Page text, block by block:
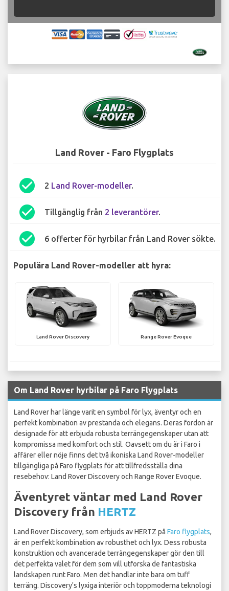
Land Rover - Faro Flygplats
check_circle 2 Land Rover-modeller.
check_circle Tillgänglig från 2 leverantörer.
check_circle 6 offerter för hyrbilar från Land Rover sökte.
Populära Land Rover-modeller att hyra:
Land Rover Discovery Range Rover Evoque
Om Land Rover hyrbilar på Faro Flygplats
Land Rover har länge varit en symbol för lyx, äventyr och en
perfekt kombination av prestanda och elegans. Deras fordon är
designade för att erbjuda robusta terrängegenskaper utan att
kompromissa med komfort och stil. Oavsett om du är i Faro i
affärer eller nöje finns det två ikoniska Land Rover-modeller
tillgängliga på Faro flygplats för att tillfredsställa dina
resebehov: Land Rover Discovery och Range Rover Evoque.
Äventyret väntar med Land Rover
Discovery från HERTZ
Land Rover Discovery, som erbjuds av HERTZ på Faro flygplats,
är en perfekt kombination av robusthet och lyx. Dess robusta
konstruktion och avancerade terrängegenskaper gör den till
det perfekta valet för dem som vill utforska de fantastiska
landskapen runt Faro. Men det handlar inte bara om tuff
terräng. Discovery's lyxiga interiör och toppmoderna teknologi